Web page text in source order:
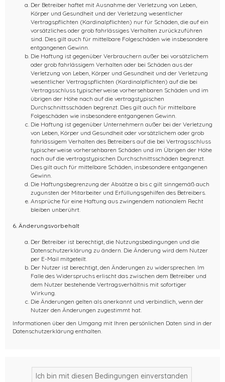
Der Betreiber haftet mit Ausnahme der Verletzung von Leben,
Körper und Gesundheit und der Verletzung wesentlicher
Vertragspflichten (Kardinalpflichten) nur für Schäden, die auf ein
vorsätzliches oder grob fahrlässiges Verhalten zurückzuführen
sind. Dies gilt auch für mittelbare Folgeschäden wie insbesondere
entgangenen Gewinn.
Die Haftung ist gegenüber Verbrauchern außer bei vorsätzlichem
oder grob fahrlässigem Verhalten oder bei Schäden aus der
Verletzung von Leben, Körper und Gesundheit und der Verletzung
wesentlicher Vertragspflichten (Kardinalpflichten) auf die bei
Vertragsschluss typischerweise vorhersehbaren Schäden und im
übrigen der Höhe nach auf die vertragstypischen
Durchschnittsschäden begrenzt. Dies gilt auch für mittelbare
Folgeschäden wie insbesondere entgangenen Gewinn.
Die Haftung ist gegenüber Unternehmern außer bei der Verletzung
von Leben, Körper und Gesundheit oder vorsätzlichem oder grob
fahrlässigem Verhalten des Betreibers auf die bei Vertragsschluss
typischerweise vorhersehbaren Schäden und im Übrigen der Höhe
nach auf die vertragstypischen Durchschnittsschäden begrenzt.
Dies gilt auch für mittelbare Schäden, insbesondere entgangenen
Gewinn.
Die Haftungsbegrenzung der Absätze a bis c gilt sinngemäß auch
zugunsten der Mitarbeiter und Erfüllungsgehilfen des Betreibers.
Ansprüche für eine Haftung aus zwingendem nationalem Recht
bleiben unberührt.
6. Änderungsvorbehalt
Der Betreiber ist berechtigt, die Nutzungsbedingungen und die
Datenschutzerklärung zu ändern. Die Änderung wird dem Nutzer
per E-Mail mitgeteilt.
Der Nutzer ist berechtigt, den Änderungen zu widersprechen. Im
Falle des Widerspruchs erlischt das zwischen dem Betreiber und
dem Nutzer bestehende Vertragsverhältnis mit sofortiger
Wirkung.
Die Änderungen gelten als anerkannt und verbindlich, wenn der
Nutzer den Änderungen zugestimmt hat.
Informationen über den Umgang mit Ihren persönlichen Daten sind in der
Datenschutzerklärung enthalten.